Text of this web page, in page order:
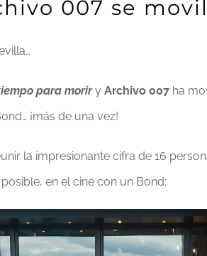
007 se
para moriry Archivo 007 ha
¡más de una vez!
la impresionante cifra de 16
en el cine con un Bond: